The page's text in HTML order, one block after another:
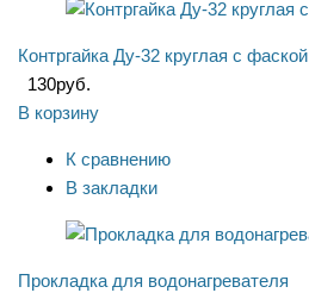
Контргайка Ду-32 круглая с фаской
130руб.
В корзину
К сравнению
В закладки
Прокладка для водонагревателя